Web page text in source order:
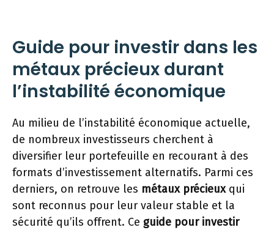
Guide pour investir dans les
métaux précieux durant
l’instabilité économique
Au milieu de l’instabilité économique actuelle,
de nombreux investisseurs cherchent à
diversifier leur portefeuille en recourant à des
formats d’investissement alternatifs. Parmi ces
derniers, on retrouve les métaux précieuxqui
sont reconnus pour leur valeur stable et la
sécurité qu’ils offrent. Ce guide pour investir